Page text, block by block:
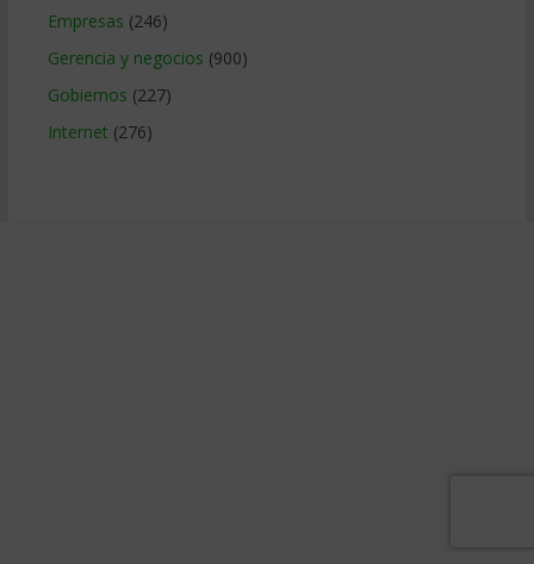
Empresas (246)
Gerencia y negocios (900)
Gobiernos (227)
Internet (276)